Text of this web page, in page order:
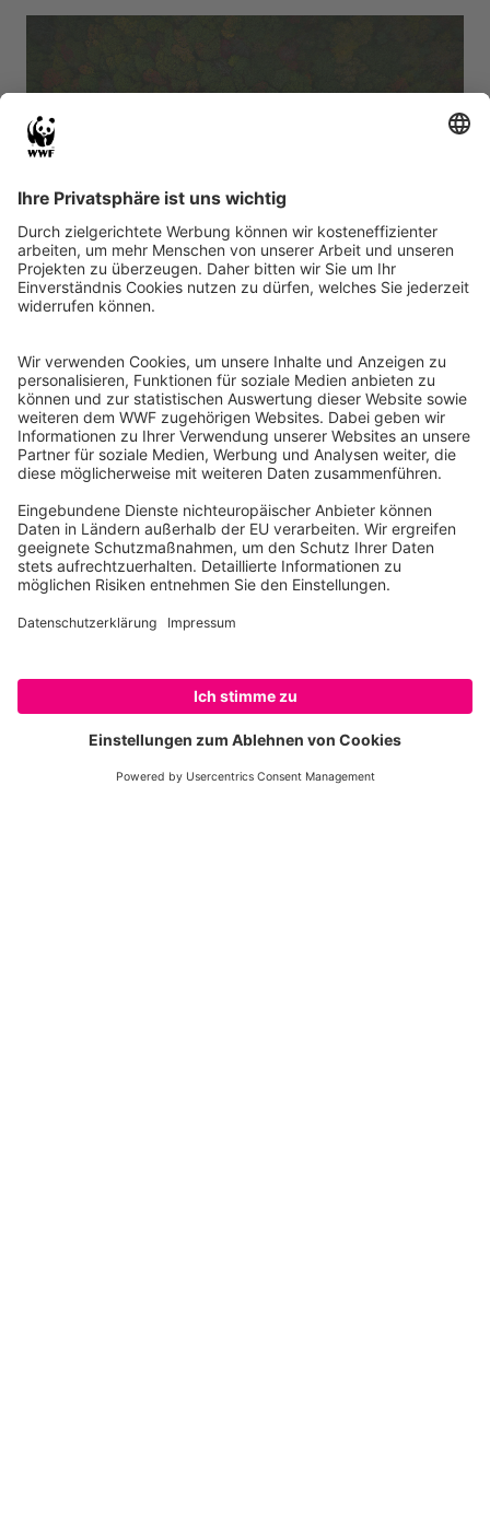
2. Wälder sind Klimaschützer
Wälder speichern Kohlenstoff, einen Baustein für
Kohlendioxid. Jeder Hektar Wald bindet so jährlich
rund zehn Tonnen dieses häufigsten
Treibhausgases. Egal ob in Deutschland, Russland
oder Brasilien, der Wald ist ein gigantischer
Kohlenstoffspeicher. Tropische Regenwälder sind
dabei von besonderer Bedeutung.
gespeicherte Kohlenstoff als Kohlendioxid (CO2)
freigesetzt und der Klimawandel beschleunigt. Die
rund fünf Milliarden Tonnen Kohlendioxid, die durch
entsprechen in etwa den gesamten